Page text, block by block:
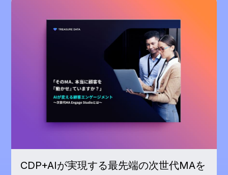
CDP+AIが実現する最先端の次世代MAを